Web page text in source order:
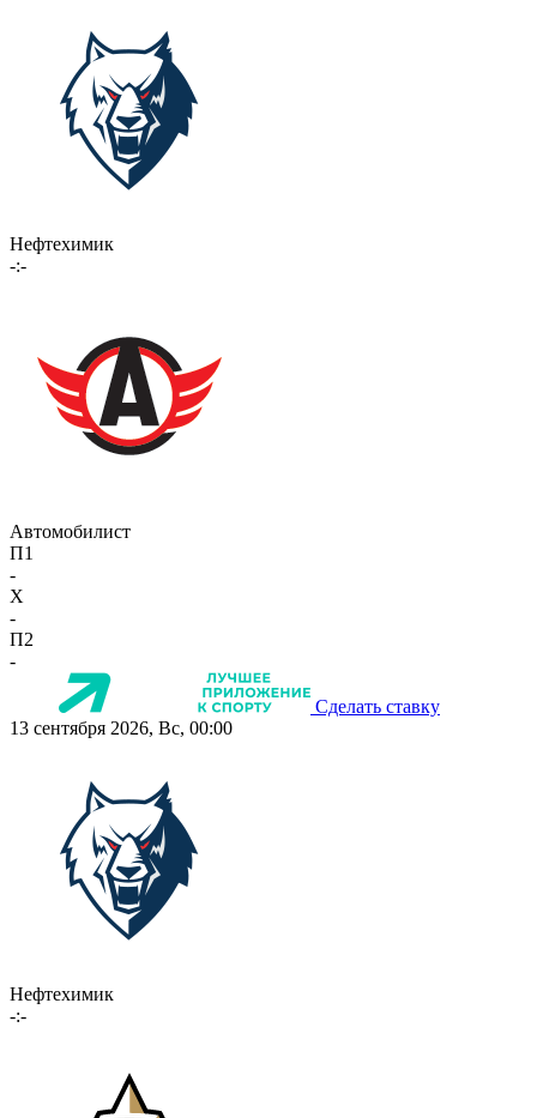
Нефтехимик
-:-
Автомобилист
П1
-
X
-
П2
-
Сделать ставку
13 сентября 2026, Вс, 00:00
Нефтехимик
-:-